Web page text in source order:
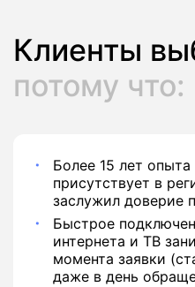
Клиенты
потому что:
Более 15 лет
присутствует в
заслужил доверие
Быстрое
интернета и ТВ
момента заявки
даже в день